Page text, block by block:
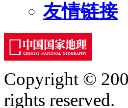
友情链接
Copyright ©
rights reserved.